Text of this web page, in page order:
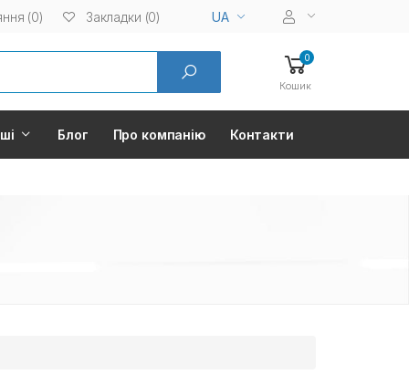
(0) Закладки (0) UA
0
Кошик
Блог Про компанію Контакти